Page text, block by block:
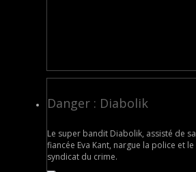
Danger : Diabolik
Le super bandit Diabolik, assisté de sa
fiancée Eva Kant, nargue la police et le
syndicat du crime.